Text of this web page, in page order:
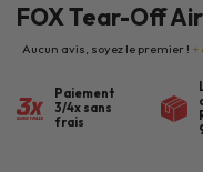
FOX Tear-Off
Aucun avis, soyez le premier ! +
Paiement
3/4x sans
frais